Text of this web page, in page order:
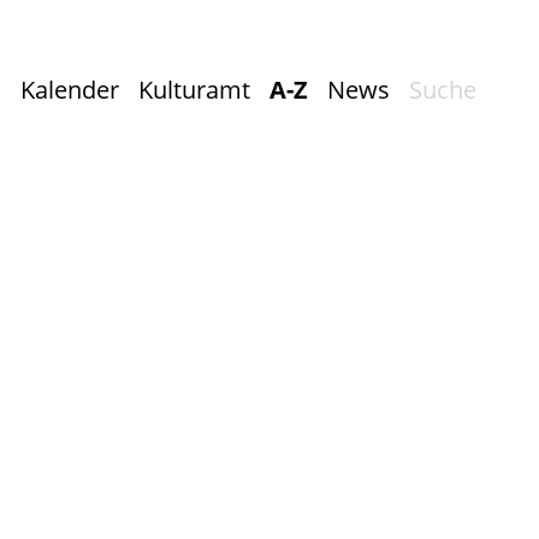
Kalender Kulturamt A-Z News Suche